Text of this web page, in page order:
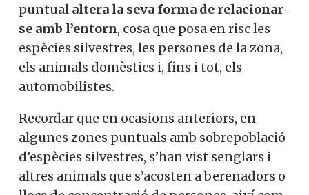
puntual altera la seva forma de relacionar-
se amb l’entorn, cosa que posa en risc les
espècies silvestres, les persones de la zona,
els animals domèstics i, fins i tot, els
automobilistes.
Recordar que en ocasions anteriors, en
algunes zones puntuals amb sobrepoblació
d’espècies silvestres, s’han vist senglars i
altres animals que s’acosten a berenadors o